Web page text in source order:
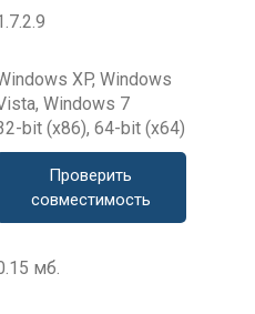
XP, Windows
Windows 7
bit (x86), 64-bit (x64)
Проверить
совместимость
мб.